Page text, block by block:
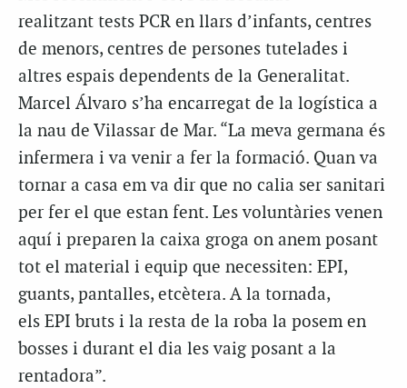
realitzant tests PCR en llars d’infants, centres
de menors, centres de persones tutelades i
altres espais dependents de la Generalitat.
Marcel Álvaro s’ha encarregat de la logística a
la nau de Vilassar de Mar. “La meva germana és
infermera i va venir a fer la formació. Quan va
tornar a casa em va dir que no calia ser sanitari
per fer el que estan fent. Les voluntàries venen
aquí i preparen la caixa groga on anem posant
tot el material i equip que necessiten: EPI,
guants, pantalles, etcètera. A la tornada,
els EPI bruts i la resta de la roba la posem en
bosses i durant el dia les vaig posant a la
rentadora”.